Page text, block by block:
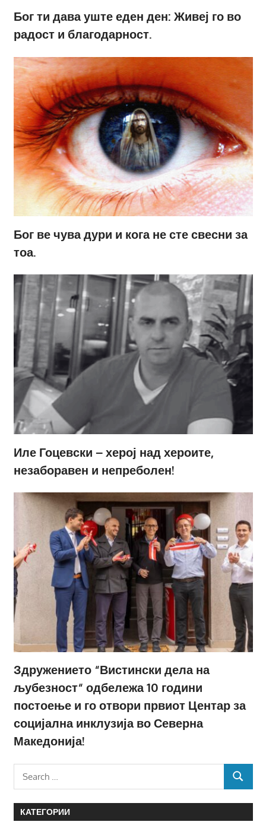
Бог ти дава уште еден ден: Живеј го во
радост и благодарност.
Бог ве чува дури и кога не сте свесни за
тоа.
Иле Гоцевски – херој над хероите,
незаборавен и непреболен!
Здружението “Вистински дела на
љубезност“ одбележа 10 години
постоење и го отвори првиот Центар за
социјална инклузија во Северна
Македонија!
SEARCH
КАТЕГОРИИ